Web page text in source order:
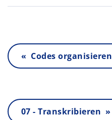
« Codes organisieren
07 - Transkribieren »